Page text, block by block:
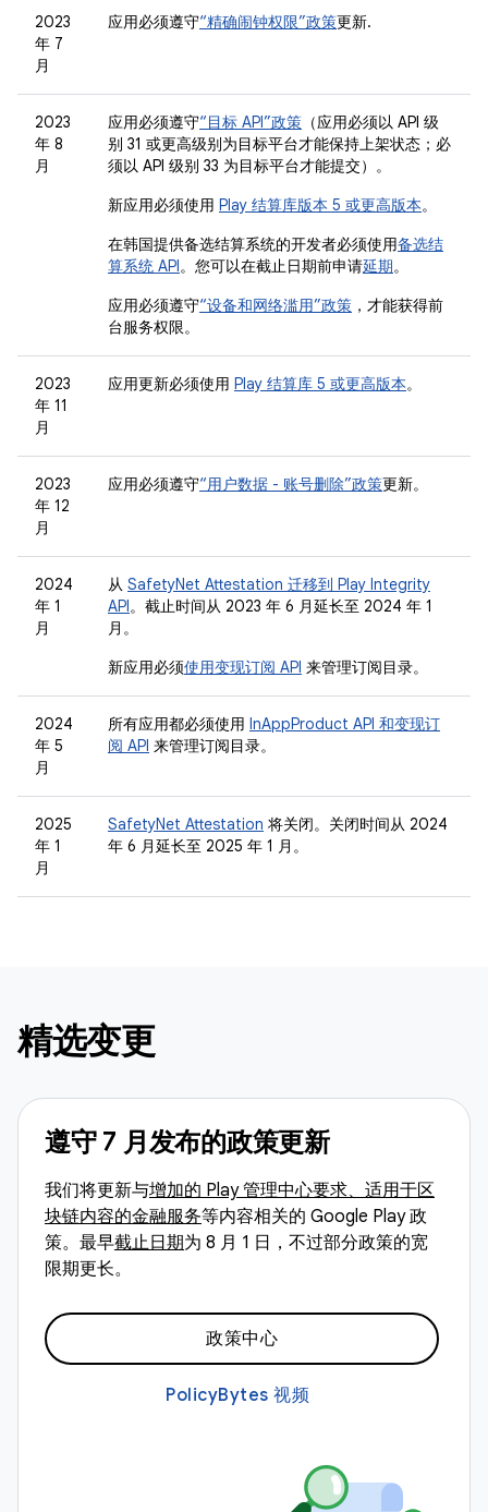
2023
年 7
月
应用必须遵守“精确闹钟权限”政策更新.
2023
年 8
月
应用必须遵守“目标 API”政策 （应用必须以 API 级
别 31 或更高级别为目标平台才能保持上架状态；必
须以 API 级别 33 为目标平台才能提交）。
新应用必须使用 Play 结算库版本 5 或更高版本。
在韩国提供备选结算系统的开发者必须使用备选结
算系统 API。您可以在截止日期前申请延期。
应用必须遵守“设备和网络滥用”政策 ，才能获得前
台服务权限。
2023
年 11
月
应用更新必须使用 Play 结算库 5 或更高版本。
2023
年 12
月
应用必须遵守“用户数据 - 账号删除”政策更新。
2024
年 1
月
从 SafetyNet Attestation 迁移到 Play Integrity
API。截止时间从 2023 年 6 月延长至 2024 年 1
月。
新应用必须使用变现订阅 API 来管理订阅目录。
2024
年 5
月
所有应用都必须使用 InAppProduct API 和变现订
阅 API 来管理订阅目录。
2025
年 1
月
SafetyNet Attestation 将关闭。关闭时间从 2024
年 6 月延长至 2025 年 1 月。
精选变更
遵守 7 月发布的政策更新
我们将更新与增加的 Play 管理中心要求、适用于区
块链内容的金融服务等内容相关的 Google Play 政
策。最早截止日期为 8 月 1 日，不过部分政策的宽
限期更长。
政策中心
PolicyBytes 视频